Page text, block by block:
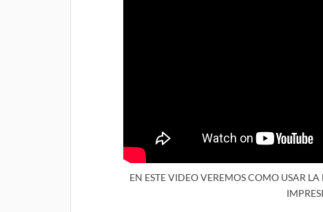
EN ESTE VIDEO VEREMOS COMO USAR